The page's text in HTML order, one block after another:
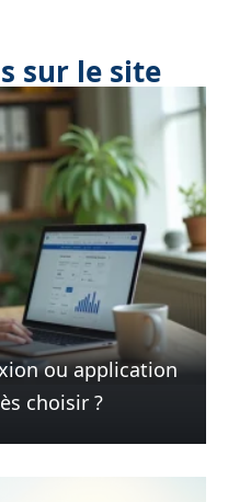
sur le site
ou application
choisir ?